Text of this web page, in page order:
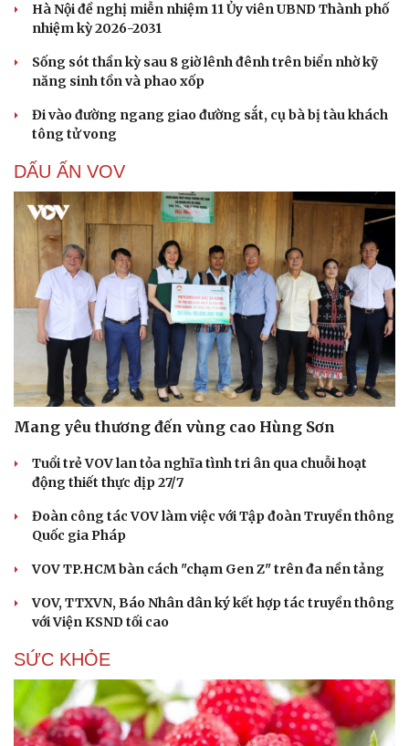
Cải chính
Hà Nội đề nghị miễn nhiệm 11 Ủy viên UBND Thành phố
nhiệm kỳ 2026-2031
Sống sót thần kỳ sau 8 giờ lênh đênh trên biển nhờ kỹ
năng sinh tồn và phao xốp
Đi vào đường ngang giao đường sắt, cụ bà bị tàu khách
tông tử vong
DẤU ẤN VOV
Mang yêu thương đến vùng cao Hùng Sơn
Tuổi trẻ VOV lan tỏa nghĩa tình tri ân qua chuỗi hoạt
động thiết thực dịp 27/7
Đoàn công tác VOV làm việc với Tập đoàn Truyền thông
Quốc gia Pháp
VOV TP.HCM bàn cách "chạm Gen Z" trên đa nền tảng
VOV, TTXVN, Báo Nhân dân ký kết hợp tác truyền thông
với Viện KSND tối cao
SỨC KHỎE